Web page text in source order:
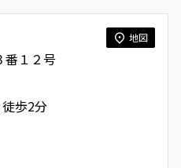
地図
番１２号
徒歩2分